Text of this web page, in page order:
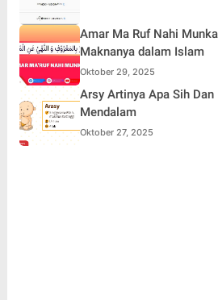
Amar Ma Ruf Nahi
Maknanya dalam Islam
Oktober 29, 2025
Arsy Artinya Apa Sih Dan
Mendalam
Oktober 27, 2025